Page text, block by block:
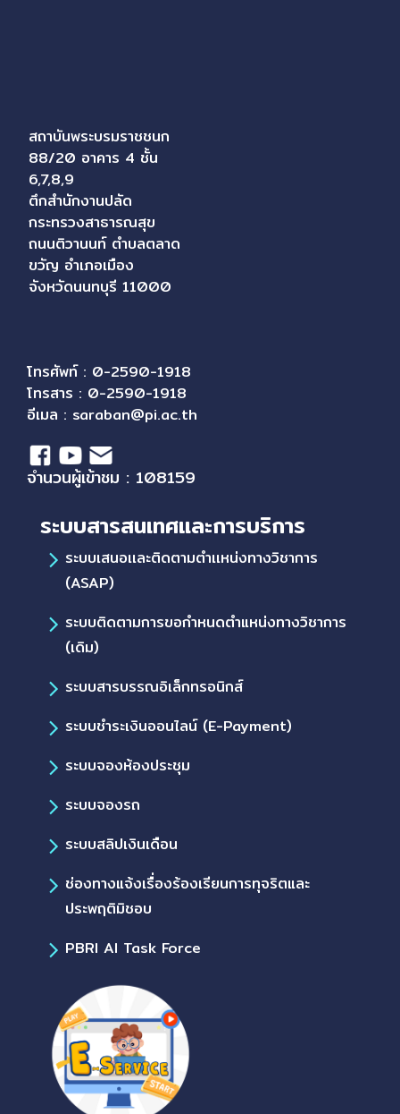
สถาบันพระบรมราชชนก
88/20 อาคาร 4 ชั้น
6,7,8,9
ตึกสำนักงานปลัด
กระทรวงสาธารณสุข
ถนนติวานนท์ ตำบลตลาด
ขวัญ อำเภอเมือง
จังหวัดนนทบุรี 11000
โทรศัพท์ : 0-2590-1918
โทรสาร : 0-2590-1918
อีเมล : saraban@pi.ac.th
จำนวนผู้เข้าชม : 108159
ระบบสารสนเทศและการบริการ
ระบบเสนอเเละติดตามตำเเหน่งทางวิชาการ
(ASAP)
ระบบติดตามการขอกำหนดตำแหน่งทางวิชาการ
(เดิม)
ระบบสารบรรณอิเล็กทรอนิกส์
ระบบชำระเงินออนไลน์ (E-Payment)
ระบบจองห้องประชุม
ระบบจองรถ
ระบบสลิปเงินเดือน
ช่องทางแจ้งเรื่องร้องเรียนการทุจริตและ
ประพฤติมิชอบ
PBRI AI Task Force